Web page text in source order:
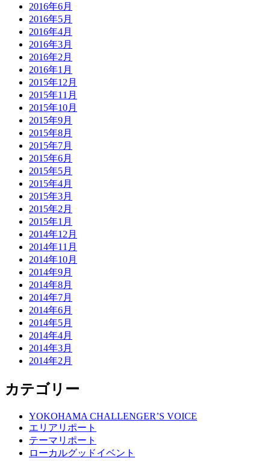
2016年6月
2016年5月
2016年4月
2016年3月
2016年2月
2016年1月
2015年12月
2015年11月
2015年10月
2015年9月
2015年8月
2015年7月
2015年6月
2015年5月
2015年4月
2015年3月
2015年2月
2015年1月
2014年12月
2014年11月
2014年10月
2014年9月
2014年8月
2014年7月
2014年6月
2014年5月
2014年4月
2014年3月
2014年2月
カテゴリー
YOKOHAMA CHALLENGER’S VOICE
エリアリポート
テーマリポート
ローカルグッドイベント